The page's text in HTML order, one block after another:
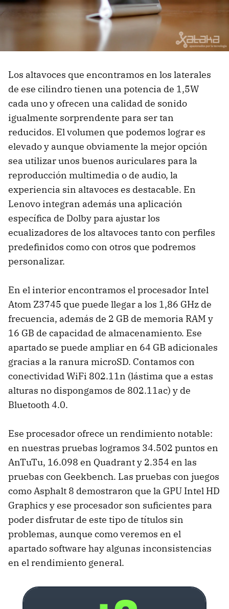
Los altavoces que encontramos en los laterales
de ese cilindro tienen una potencia de 1,5W
cada uno y ofrecen una calidad de sonido
igualmente sorprendente para ser tan
reducidos. El volumen que podemos lograr es
elevado y aunque obviamente la mejor opción
sea utilizar unos buenos auriculares para la
reproducción multimedia o de audio, la
experiencia sin altavoces es destacable. En
Lenovo integran además una aplicación
específica de Dolby para ajustar los
ecualizadores de los altavoces tanto con perfiles
predefinidos como con otros que podremos
personalizar.
En el interior encontramos el procesador Intel
Atom Z3745 que puede llegar a los 1,86 GHz de
frecuencia, además de 2 GB de memoria RAM y
16 GB de capacidad de almacenamiento. Ese
apartado se puede ampliar en 64 GB adicionales
gracias a la ranura microSD. Contamos con
conectividad WiFi 802.11n (lástima que a estas
alturas no dispongamos de 802.11ac) y de
Bluetooth 4.0.
Ese procesador ofrece un rendimiento notable:
en nuestras pruebas logramos 34.502 puntos en
AnTuTu, 16.098 en Quadrant y 2.354 en las
pruebas con Geekbench. Las pruebas con juegos
como Asphalt 8 demostraron que la GPU Intel HD
Graphics y ese procesador son suficientes para
poder disfrutar de este tipo de títulos sin
problemas, aunque como veremos en el
apartado software hay algunas inconsistencias
en el rendimiento general.